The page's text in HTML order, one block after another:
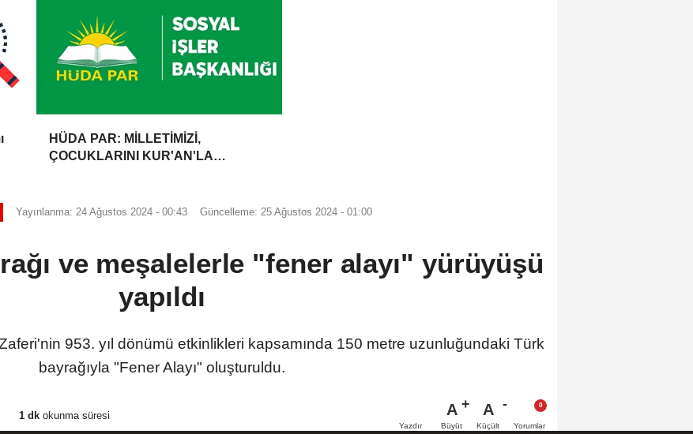
HÜDA PAR: MİLLETİMİZİ,
ÇOCUKLARINI KUR'AN'LA
Yayınlanma: 24 Ağustos 2024 - 00:43 Güncelleme: 25 Ağustos 2024 - 01:00
ve meşalelerle "fener alayı" yürüyüşü
yapıldı
953. yıl dönümü etkinlikleri kapsamında 150 metre uzunluğundaki Türk
bayrağıyla "Fener Alayı" oluşturuldu.
1 dk okunma süresi
Yazdır
A
Büyüt
A
Küçült Yorumlar